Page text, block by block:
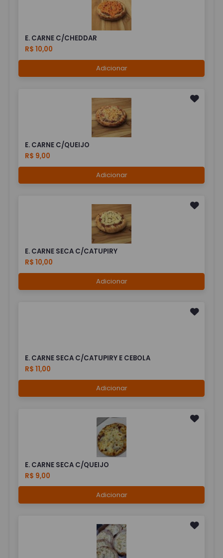
E. CARNE C/CHEDDAR
R$ 10,00
Adicionar
E. CARNE C/QUEIJO
R$ 9,00
Adicionar
E. CARNE SECA C/CATUPIRY
R$ 10,00
Adicionar
E. CARNE SECA C/CATUPIRY E CEBOLA
R$ 11,00
Adicionar
E. CARNE SECA C/QUEIJO
R$ 9,00
Adicionar